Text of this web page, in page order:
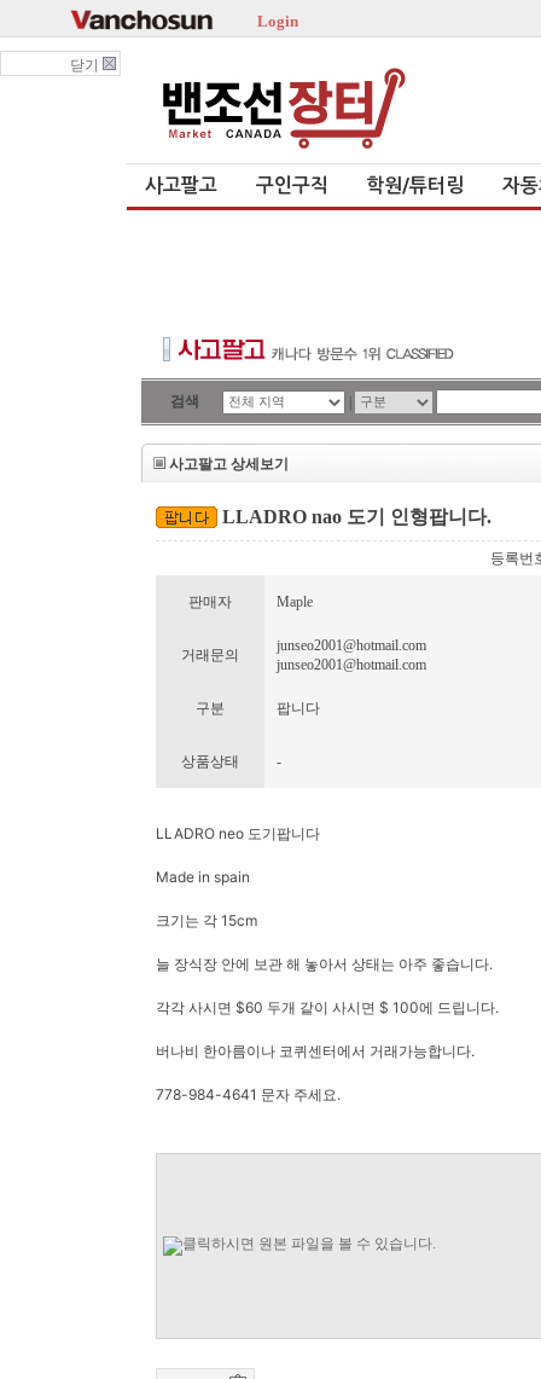
Login
닫기
사고팔고 구인구직 학원/튜터링 자
검색 |
사고팔고 상세보기
LLADRO nao 도기 인형팝니다.
등록번
판매자 Maple
거래문의
junseo2001@hotmail.com
junseo2001@hotmail.com
구분 팝니다
상품상태 -
LLADRO neo 도기팝니다
Made in spain
크기는 각 15cm
늘 장식장 안에 보관 해 놓아서 상태는 아주 좋습니다.
각각 사시면 $60 두개 같이 사시면 $ 100에 드립니다.
버나비 한아름이나 코퀴센터에서 거래가능합니다.
778-984-4641 문자 주세요.